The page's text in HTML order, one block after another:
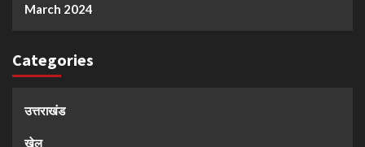
March 2024
Categories
उत्तराखंड
खेल